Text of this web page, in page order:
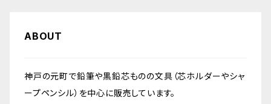
ABOUT
神戸の元町で鉛筆や黒鉛芯ものの文具（芯ホルダーやシャ
ープペンシル）を中心に販売しています。